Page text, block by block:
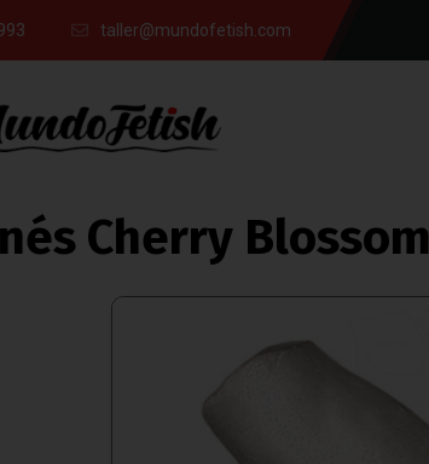
taller@mundofetish.com
Cherry Blossom